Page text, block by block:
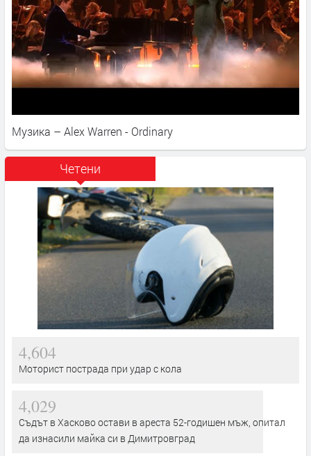
Музика – Alex Warren - Ordinary
Четени
4,604
Моторист пострада при удар с кола
4,029
Съдът в Хасково остави в ареста 52-годишен мъж, опитал
да изнасили майка си в Димитровград